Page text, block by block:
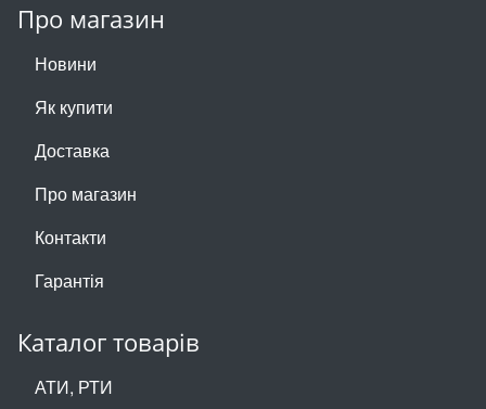
Про магазин
Новини
Як купити
Доставка
Про магазин
Контакти
Гарантія
Каталог товарів
АТИ, РТИ